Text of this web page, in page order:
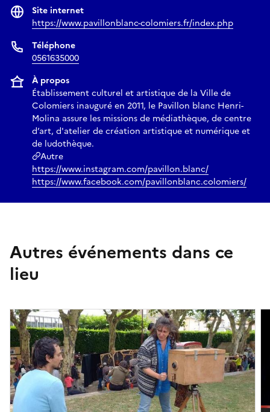
Site internet
https://www.pavillonblanc-colomiers.fr/index.php
Téléphone
0561635000
À propos
Établissement culturel et artistique de la Ville de
Colomiers inauguré en 2011, le Pavillon blanc Henri-
Molina assure les missions de médiathèque, de centre
d’art, d'atelier de création artistique et numérique et
de ludothèque.
Autre
https://www.instagram.com/pavillon.blanc/
https://www.facebook.com/pavillonblanc.colomiers/
Autres événements dans ce
lieu